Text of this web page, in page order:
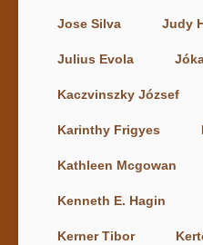
Jose Silva Judy
Julius Evola
Kaczvinszky József
Karinthy Frigyes
Kathleen Mcgowan
Kenneth E. Hagin
Kerner Tibor